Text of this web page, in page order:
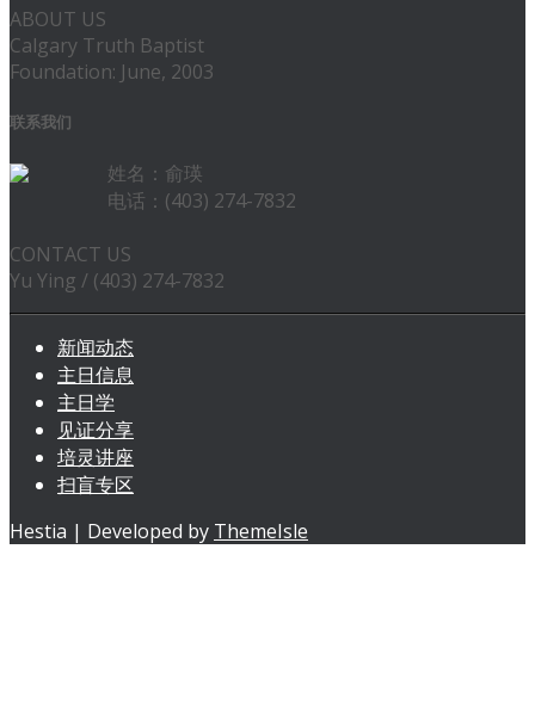
ABOUT US
Calgary Truth Baptist
Foundation: June, 2003
联系我们
姓名：俞瑛
电话：(403) 274-7832
CONTACT US
Yu Ying / (403) 274-7832
新闻动态
主日信息
主日学
见证分享
培灵讲座
扫盲专区
Hestia | Developed by ThemeIsle